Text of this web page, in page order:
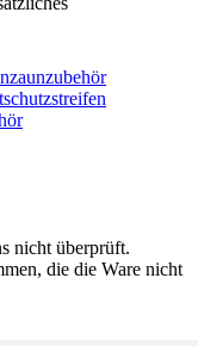
nicht überprüft.
die die Ware nicht